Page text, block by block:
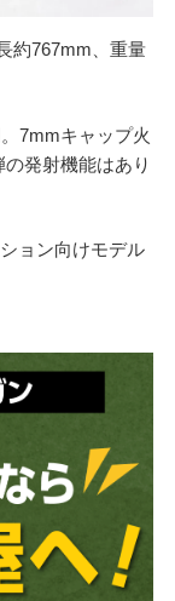
約767mm、重量
7mmキャップ火
発射機能はあり
ョン向けモデル